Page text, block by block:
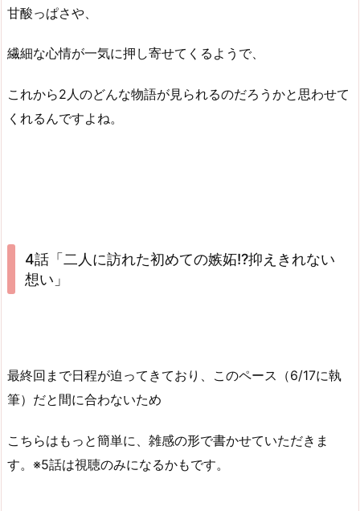
甘酸っぱさや、
繊細な心情が一気に押し寄せてくるようで、
これから2人のどんな物語が見られるのだろうかと思わせて
くれるんですよね。
4話「二人に訪れた初めての嫉妬!?抑えきれない
想い」
最終回まで日程が迫ってきており、このペース（6/17に執
筆）だと間に合わないため
こちらはもっと簡単に、雑感の形で書かせていただきま
す。※5話は視聴のみになるかもです。